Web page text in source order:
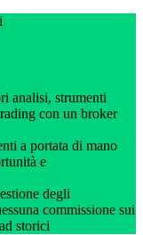
analisi, strumenti
con un broker
a portata di mano
e
degli
commissione sui
storici